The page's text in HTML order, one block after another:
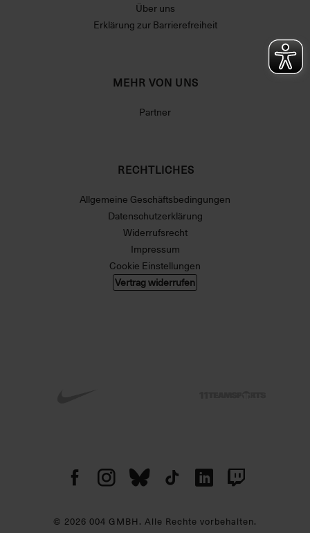
Über uns
Erklärung zur Barrierefreiheit
MEHR VON UNS
Partner
RECHTLICHES
Allgemeine Geschäftsbedingungen
Datenschutzerklärung
Widerrufsrecht
Impressum
Cookie Einstellungen
Vertrag widerrufen
© 2026 004 GMBH. Alle Rechte vorbehalten.